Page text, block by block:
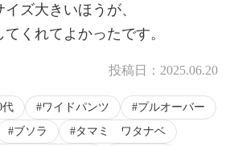
ズ大きいほうが、
くれてよかったです。
投稿日： 2025.06.20
代 ワイドパンツ
プルオーバー
ブソラ
タマミ ワタナベ